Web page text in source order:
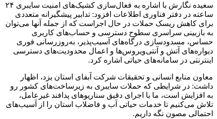
سعیده نگارش با اشاره به فعال‌سازی کشیک‌های امنیت سایبری ۲۴
ساعته در دفتر فناوری اطلاعات افزود: تدابیر پیشگیرانه متعددی
برای کاهش ریسک حملات در حال اجراست که از جمله آنها می‌توان
به بازبینی سراسری سطوح دسترسی و حساب‌های کاربری
حساس، مسدودسازی درگاه‌های آسیب‌پذیر، به‌روزرسانی فوری
دیواره‌های آتش و آنتی‌ویروس‌ها و اعمال محدودیت‌های دسترسی
اینترنتی در سامانه‌های حیاتی اشاره کرد.
معاون منابع انسانی و تحقیقات شرکت آبفای استان یزد، اظهار
داشت: در شرایطی که حملات سایبری به زیرساخت‌های کشور رو
به افزایش است، ما با اجرای دقیق سناریو‌های پدافند غیرعامل،
تلاش می‌کنیم تا خدمات حیاتی آب و فاضلاب استان را از آسیب‌های
احتمالی مصون نگه داریم.